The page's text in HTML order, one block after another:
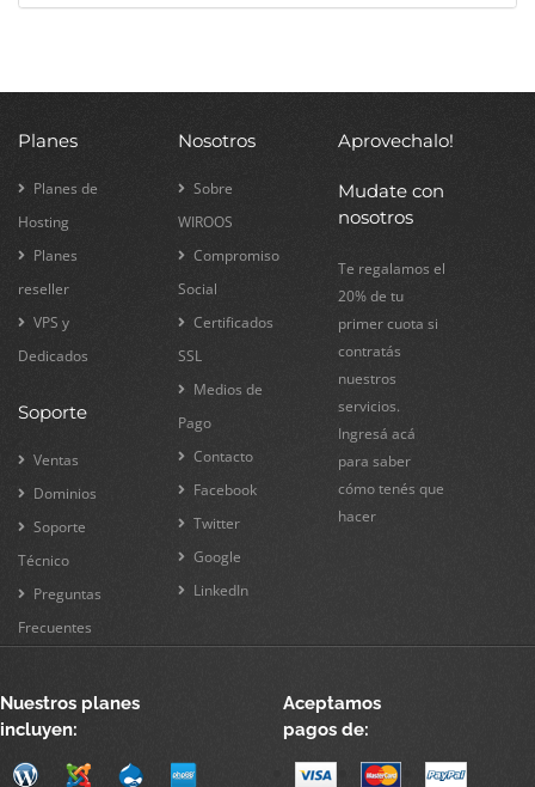
Planes
Planes de
Hosting
Planes
reseller
VPS y
Dedicados
Soporte
Ventas
Dominios
Soporte
Técnico
Preguntas
Frecuentes
Nosotros
Sobre
WIROOS
Compromiso
Social
Certificados
SSL
Medios de
Pago
Contacto
Facebook
Twitter
Google
LinkedIn
Aprovechalo!
Mudate con
nosotros
Te regalamos el
20% de tu
primer cuota si
contratás
nuestros
servicios.
Ingresá acá
para saber
cómo tenés que
hacer
Nuestros planes
incluyen:
Aceptamos
pagos de: